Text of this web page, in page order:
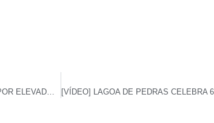
SINDICATO DENUNCIA RISCO A PACIENTES NO WALFREDO GURGEL POR ELEVADOR QUEBRADO